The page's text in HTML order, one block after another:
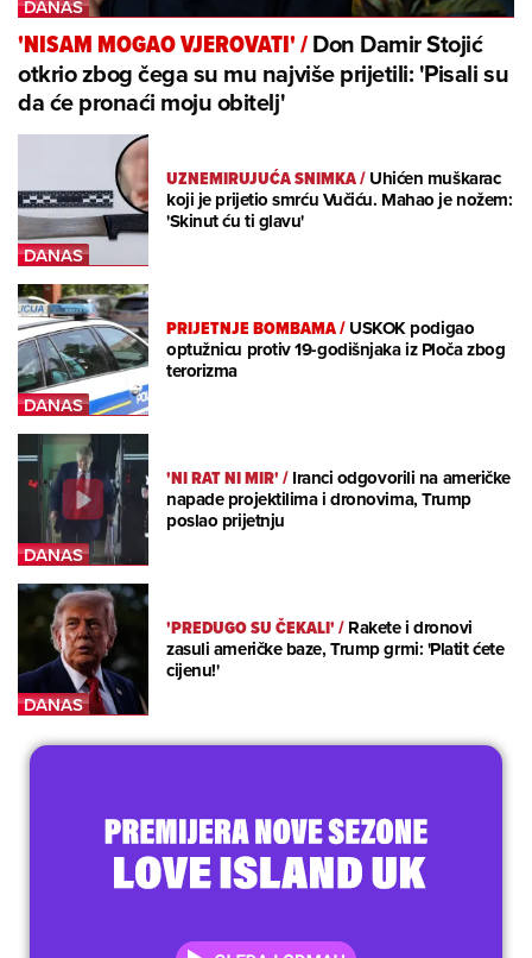
'NISAM MOGAO VJEROVATI'/Don Damir Stojić
otkrio zbog čega su mu najviše prijetili: 'Pisali su
da će pronaći moju obitelj'
UZNEMIRUJUĆA SNIMKA/Uhićen muškarac
koji je prijetio smrću Vučiću. Mahao je nožem:
'Skinut ću ti glavu'
PRIJETNJE BOMBAMA/USKOK podigao
optužnicu protiv 19-godišnjaka iz Ploča zbog
terorizma
'NI RAT NI MIR'/Iranci odgovorili na američke
napade projektilima i dronovima, Trump
poslao prijetnju
'PREDUGO SU ČEKALI'/Rakete i dronovi
zasuli američke baze, Trump grmi: 'Platit ćete
cijenu!'